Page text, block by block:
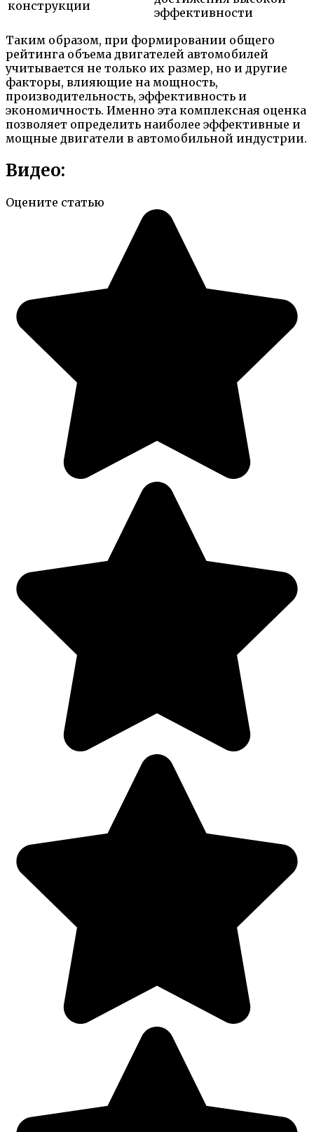
конструкции
эффективности
Таким образом, при формировании общего
рейтинга объема двигателей автомобилей
учитывается не только их размер, но и другие
факторы, влияющие на мощность,
производительность, эффективность и
экономичность. Именно эта комплексная оценка
позволяет определить наиболее эффективные и
мощные двигатели в автомобильной индустрии.
Видео:
Оцените статью